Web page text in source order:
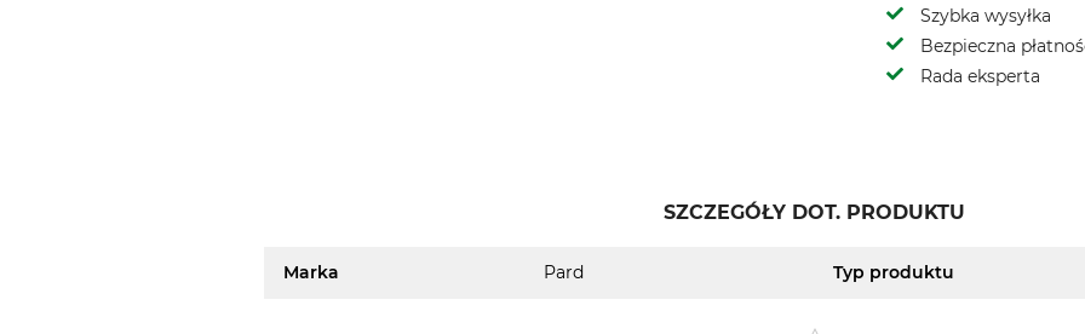
Szybka wysyłka
Bezpieczna
Rada eksperta
SZCZEGÓŁY DOT. PRODUKTU
Marka Pard Typ produktu